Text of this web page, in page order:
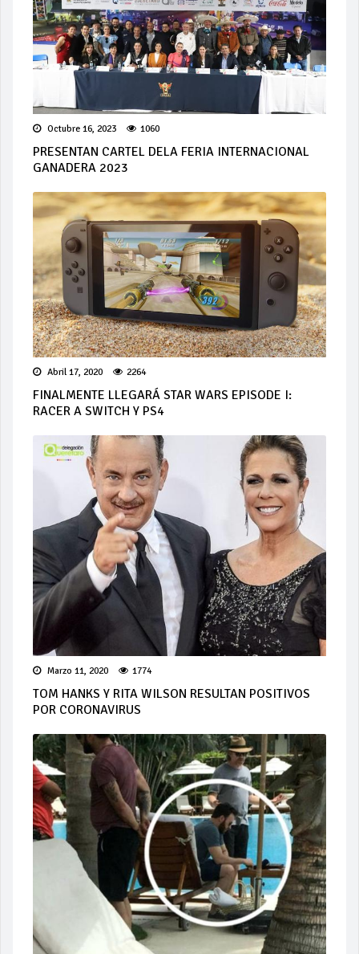
Octubre 16, 2023 1060
PRESENTAN CARTEL DELA FERIA INTERNACIONAL
GANADERA 2023
Abril 17, 2020 2264
FINALMENTE LLEGARÁ STAR WARS EPISODE I:
RACER A SWITCH Y PS4
Marzo 11, 2020 1774
TOM HANKS Y RITA WILSON RESULTAN POSITIVOS
POR CORONAVIRUS